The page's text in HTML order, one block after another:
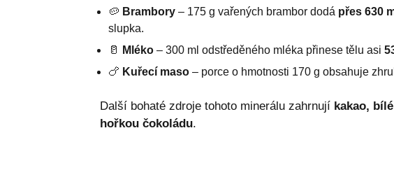
🥔 Brambory– 175 g vařených brambor dodá přes 630
slupka.
🥛
Mléko– 300 ml odstředěného mléka přinese tělu asi
🍗 Kuřecí maso– porce o hmotnosti 170 g obsahuje
Další bohaté zdroje tohoto minerálu zahrnují kakao,
hořkou čokoládu.